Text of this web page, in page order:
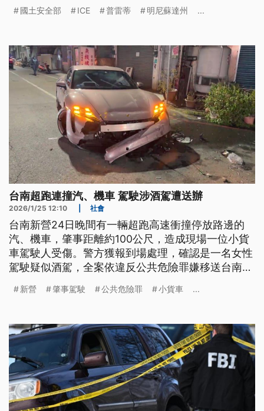
ICE人員前往義大利米蘭參與冬季奧運維安，當地政
國土安全部 ICE 普雷蒂 明尼蘇達州 ...
台南超跑連撞汽、機車 駕駛涉酒駕遭送辦
2026/1/25 12:10 社會
台南新營24日晚間有一輛超跑高速衝撞停放路邊的
汽、機車，肇事距離約100公尺，造成現場一位小貨
車駕駛人受傷。警方獲報到場處理，確認是一名女性
駕駛疑似酒駕，全案依違反公共危險罪嫌移送台南地
新營 肇事駕駛 公共危險罪 小貨車 ...